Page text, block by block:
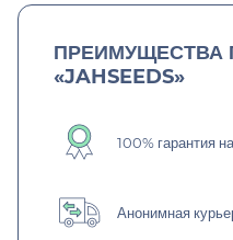
ПРЕИМУЩЕСТВА
«JAHSEEDS»
100% гарантия
Анонимная